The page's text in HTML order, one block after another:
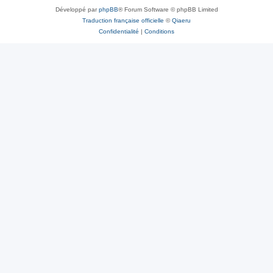
Développé parphpBB® Forum Software © phpBB Limited
Traduction française officielle ©Qiaeru
Confidentialité | Conditions